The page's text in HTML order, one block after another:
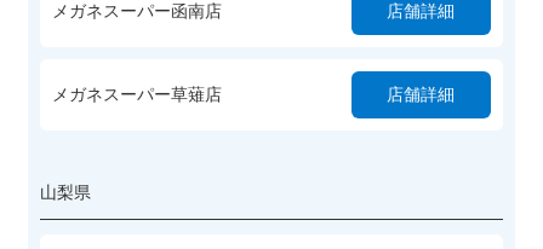
メガネスーパー函南店 店舗詳細
メガネスーパー草薙店 店舗詳細
山梨県